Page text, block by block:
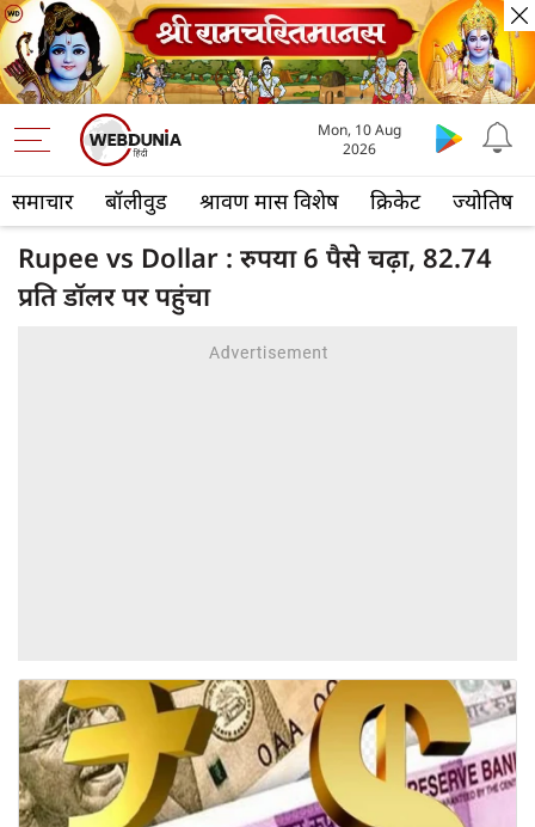
समाचार बॉलीवुड श्रावण मास विशेष क्रिकेट ज्योतिष
Mon, 10 Aug
2026
Rupee vs Dollar : रुपया 6 पैसे चढ़ा, 82.74
प्रति डॉलर पर पहुंचा